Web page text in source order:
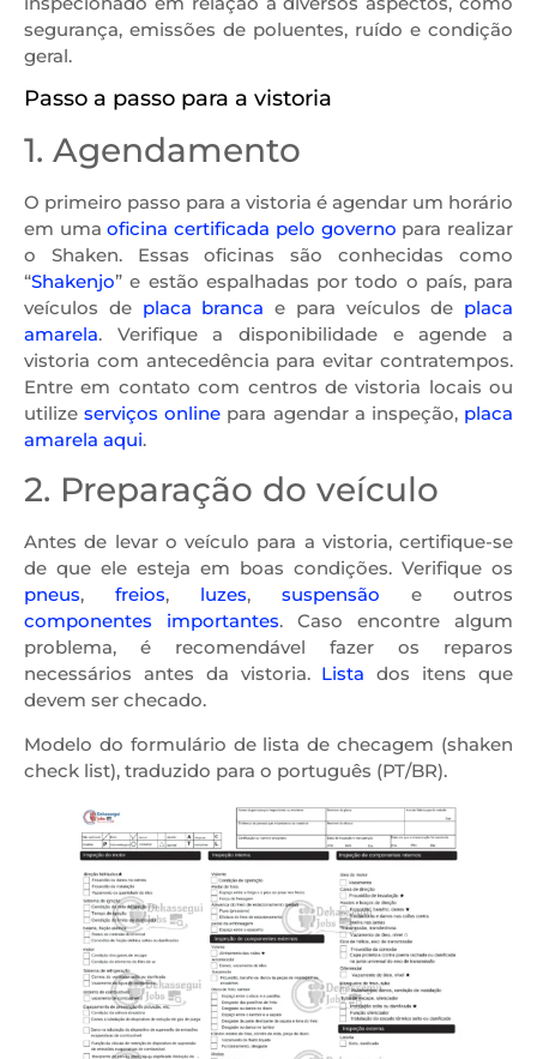
segurança, emissões de poluentes, ruído e condição
geral.
Passo a passo para a vistoria
1. Agendamento
O primeiro passo para a vistoria é agendar um horário
em umaoficina certificada pelo governo para realizar
o Shaken. Essas oficinas são conhecidas como
“Shakenjo” e estão espalhadas por todo o país, para
veículos de placa branca e para veículos de placa
amarela. Verifique a disponibilidade e agende a
vistoria com antecedência para evitar contratempos.
Entre em contato com centros de vistoria locais ou
utilizeserviços online para agendar a inspeção, placa
amarela aqui.
2. Preparação do veículo
Antes de levar o veículo para a vistoria, certifique-se
de que ele esteja em boas condições. Verifique os
pneus, freios, luzes, suspensão e outros
componentes importantes. Caso encontre algum
problema, é recomendável fazer os reparos
necessários antes da vistoria. Lista dos itens que
devem ser checado.
Modelo do formulário de lista de checagem (shaken
check list), traduzido para o português (PT/BR).